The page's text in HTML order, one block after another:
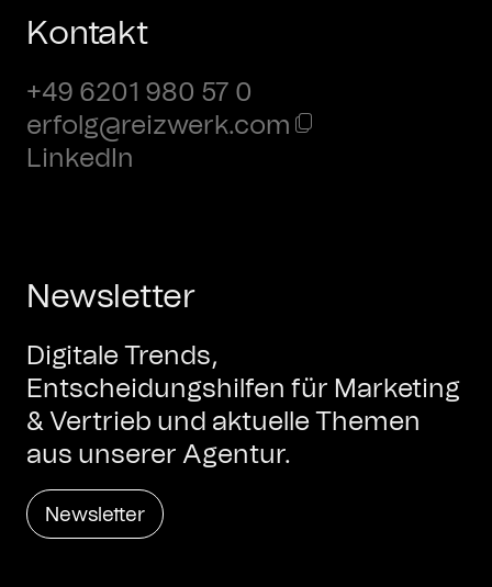
Kontakt
+49 6201 980 57 0
erfolg@reizwerk.com
LinkedIn
Newsletter
Digitale Trends,
Entscheidungshilfen für Marketing
& Vertrieb und aktuelle Themen
aus unserer Agentur.
Newsletter